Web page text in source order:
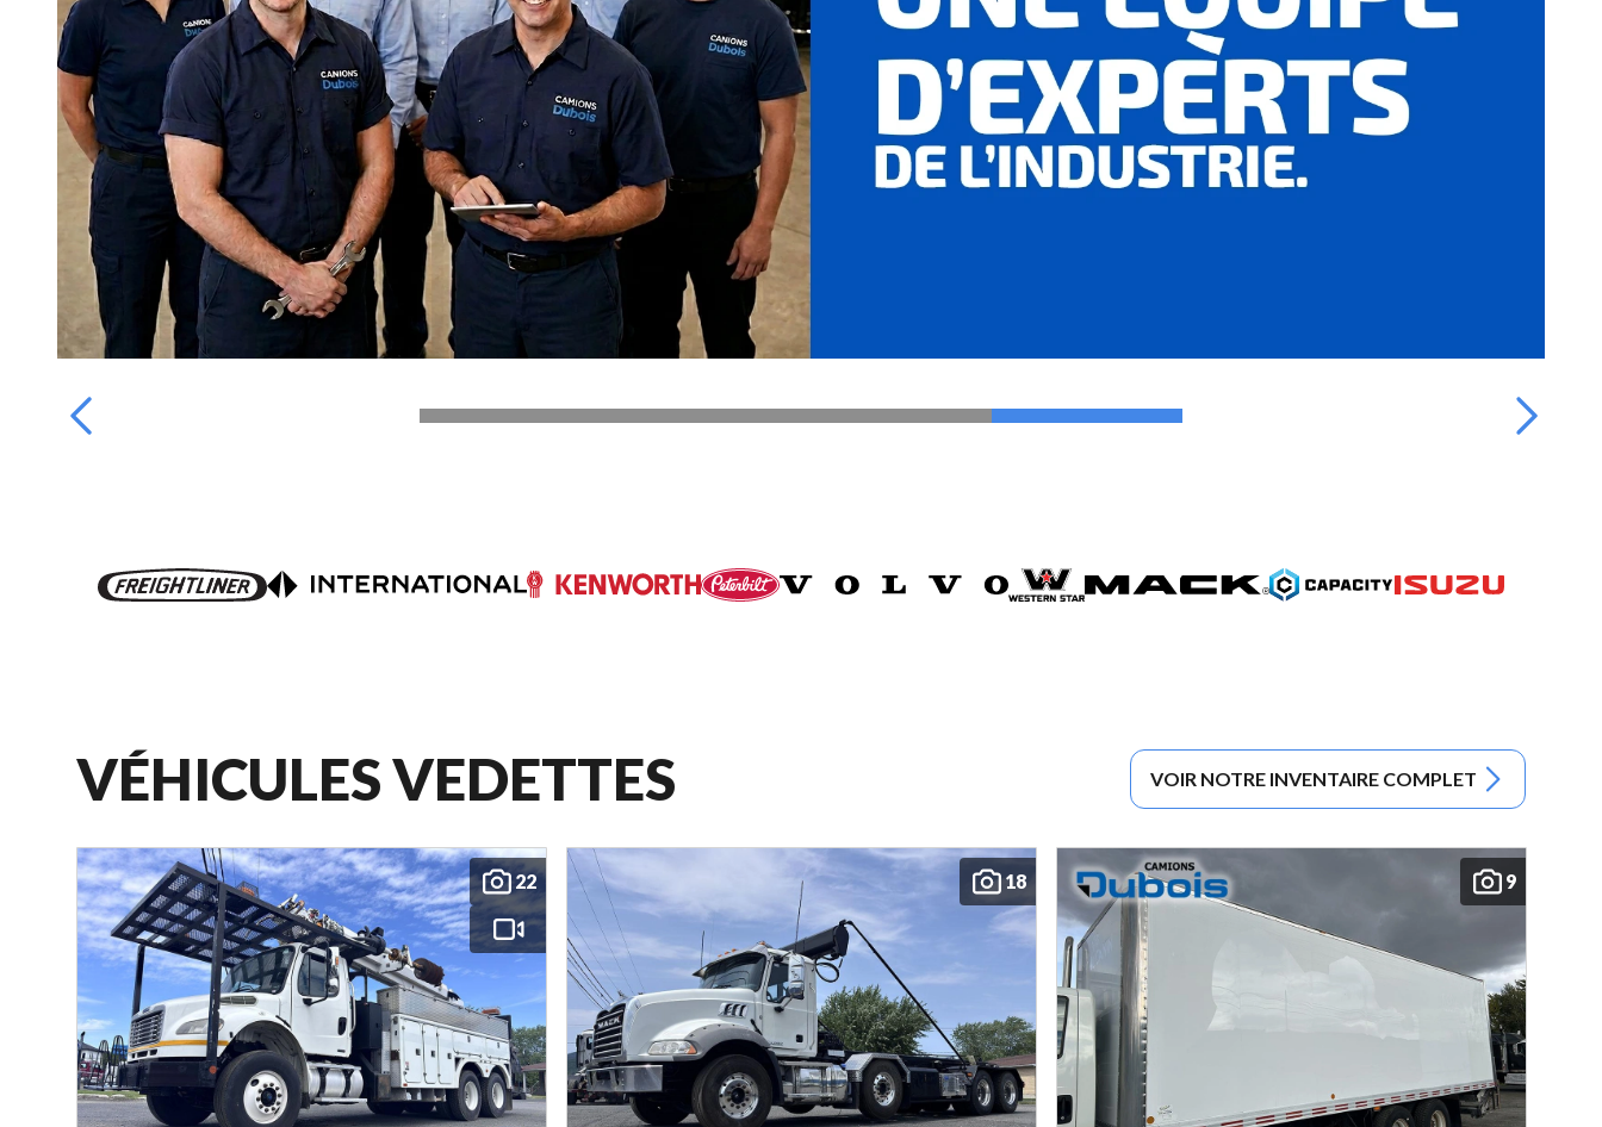
VÉHICULES VEDETTES VOIR NOTRE INVENTAIRE COMPLET
22 18 9